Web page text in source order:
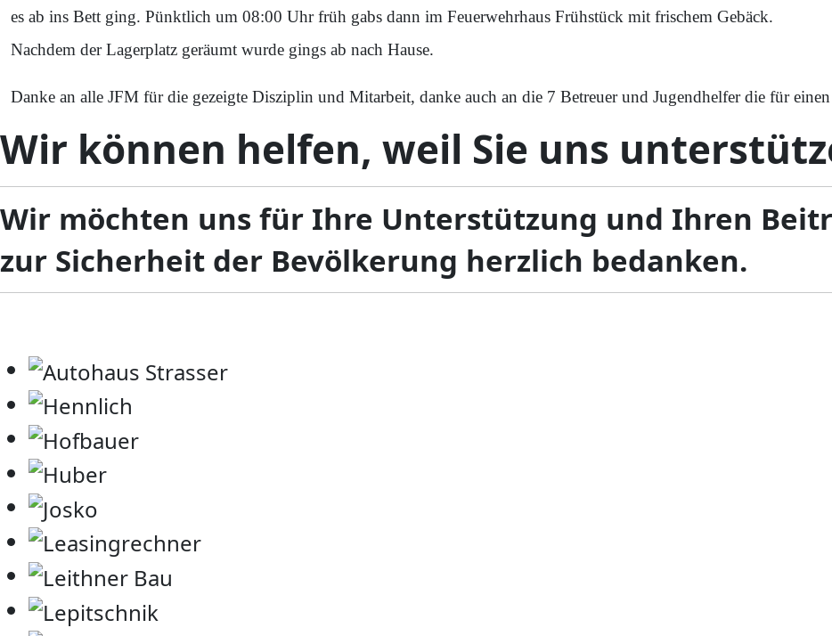
es ab ins Bett ging. Pünktlich um 08:00 Uhr früh gabs dann im Feuerwehrhaus Frühstück mit frischem Gebäck.
Nachdem der Lagerplatz geräumt wurde gings ab nach Hause.
Danke an alle JFM für die gezeigte Disziplin und Mitarbeit, danke auch an die 7 Betreuer und Jugendhelfer die für
Wir können helfen, weil Sie uns
Wir möchten uns für Ihre Unterstützung und Ihren
zur Sicherheit der Bevölkerung herzlich bedanken.